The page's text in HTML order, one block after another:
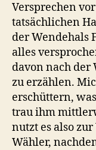
Versprechen
tatsächlichen
der Wendehals
alles
davon nach
zu erzählen.
erschüttern,
trau ihm
nutzt es also
Wähler,